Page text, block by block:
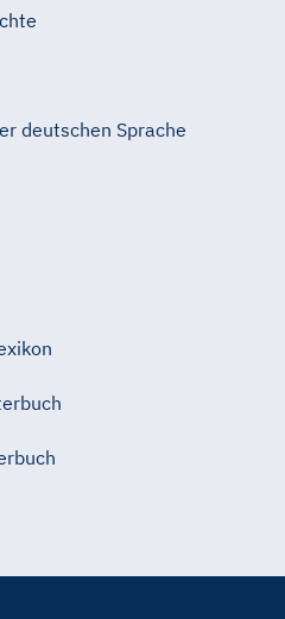
deutschen Sprache